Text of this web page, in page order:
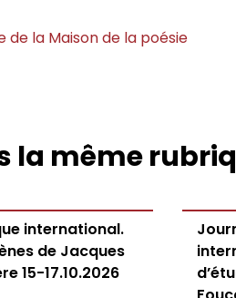
de la Maison de la poésie
la même
international.
de Jacques
15-17.10.2026